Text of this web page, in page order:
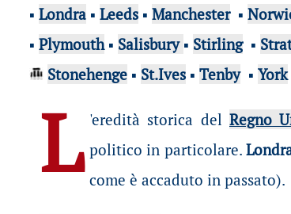
▪ Londra ▪ Leeds ▪ Manchester▪
▪ Plymouth▪ Salisbury ▪ Stirling▪
Stonehenge ▪ St.Ives ▪ Tenby▪ York
L 'eredità storica del Regno
politico in particolare.
come è accaduto in passato).